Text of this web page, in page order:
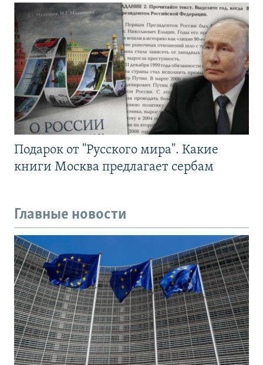
Подарок от "Русского мира". Какие
книги Москва предлагает сербам
Главные новости